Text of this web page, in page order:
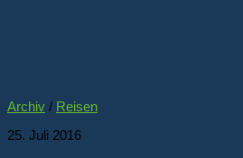
Archiv / Reisen
25. Juli 2016